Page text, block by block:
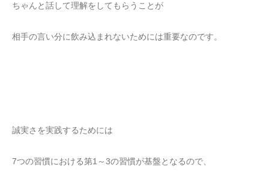
ちゃんと話して理解をしてもらうことが
相手の言い分に飲み込まれないためには重要なのです。
誠実さを実践するためには
7つの習慣における第1～3の習慣が基盤となるので、